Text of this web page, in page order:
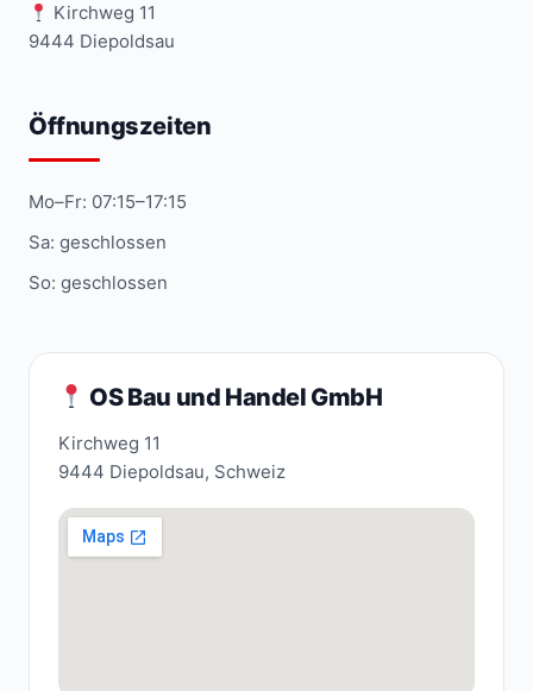
Kirchweg 11
9444 Diepoldsau
Öffnungszeiten
Mo–Fr: 07:15–17:15
Sa: geschlossen
So: geschlossen
OS Bau und Handel GmbH
Kirchweg 11
9444 Diepoldsau, Schweiz